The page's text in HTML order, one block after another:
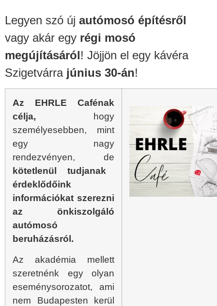
Legyen szó új autómosó építésről
vagy akár egy régi mosó
megújításáról! Jöjjön el egy kávéra
Szigetvárra június 30-án!
Az EHRLE Cafénak
célja,
hogy
személyesebben, mint
egy nagy
rendezvényen, de
kötetlenül tudjanak
érdeklődőink
információkat szerezni
az önkiszolgáló
autómosó
beruházásról.
Az akadémia mellett
szeretnénk egy olyan
eseménysorozatot, ami
nem Budapesten kerül